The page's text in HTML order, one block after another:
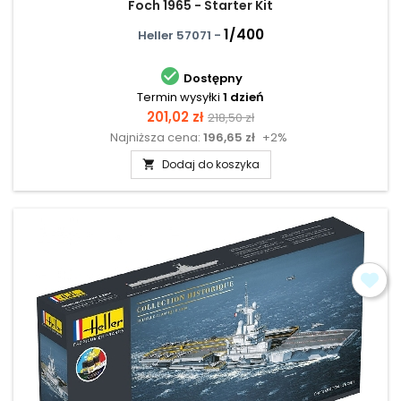
Foch 1965 - Starter Kit
Heller 57071 - 1/400
 Dostępny
Termin wysyłki 1 dzień
Cena
201,02 zł Cena
podstawowa
218,50 zł
Najniższa cena: 196,65 zł +2%
 Dodaj do koszyka